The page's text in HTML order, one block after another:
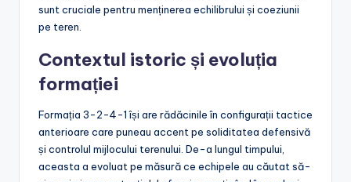
sunt cruciale pentru menținerea echilibrului și coeziunii
pe teren.
Contextul istoric și evoluția
formației
Formația 3-2-4-1 își are rădăcinile în configurații tactice
anterioare care puneau accent pe soliditatea defensivă
și controlul mijlocului terenului. De-a lungul timpului,
aceasta a evoluat pe măsură ce echipele au căutat să-